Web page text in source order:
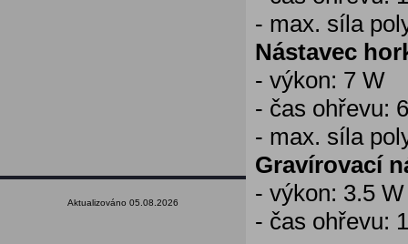
Aktualizováno 05.08.2026
- max. síla
Nástavec
- výkon: 7 W
- čas ohřevu:
- max. síla
Gravírovací
- výkon: 3.5 W
- čas ohřevu: